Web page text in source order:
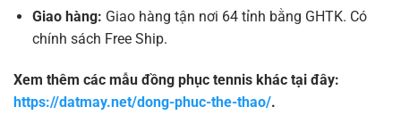
Giao hàng: Giao hàng tận nơi 64 tỉnh bằng GHTK. Có
chính sách Free Ship.
Xem thêm các mẫu đồng phục tennis khác tại đây:
https://datmay.net/dong-phuc-the-thao/.